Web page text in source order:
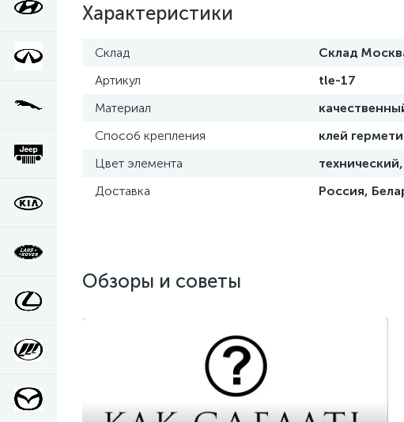
Характеристики
Склад
Склад
Артикул
tle-17
Материал
Способ крепления
клей
Цвет элемента
Доставка
Россия,
Обзоры и советы